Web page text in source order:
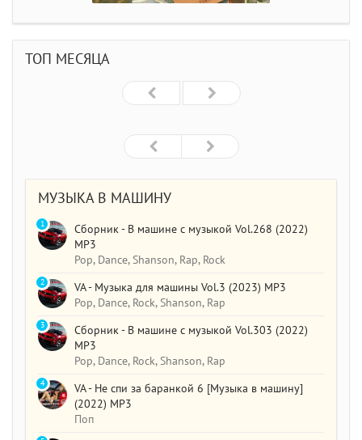
ТОП МЕСЯЦА
МУЗЫКА В МАШИНУ
Сборник - В машине с музыкой Vol.268 (2022)
MP3
Pop, Dance, Shanson, Rap, Rock
1
VA - Музыка для машины Vol.3 (2023) MP3
Pop, Dance, Rock, Shanson, Rap
2
Сборник - В машине с музыкой Vol.303 (2022)
MP3
Pop, Dance, Rock, Shanson, Rap
3
VA - Не спи за баранкой 6 [Музыка в машину]
(2022) MP3
Поп
4